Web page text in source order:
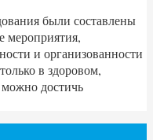
были составлены
мероприятия,
и организованности
в здоровом,
достичь